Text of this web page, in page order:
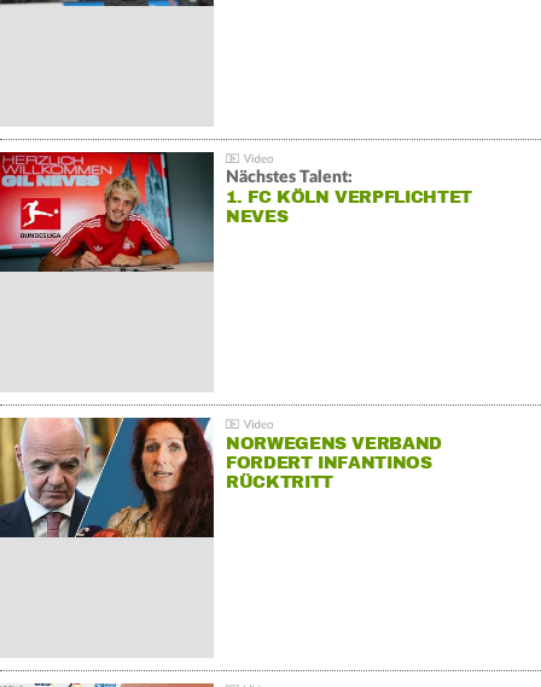
Nächstes Talent:
1. FC KÖLN VERPFLICHTET
NEVES
NORWEGENS VERBAND
FORDERT INFANTINOS
RÜCKTRITT